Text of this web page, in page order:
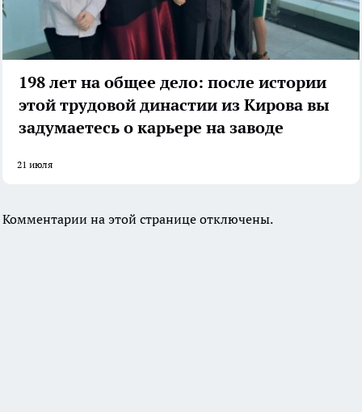
198 лет на общее дело: после истории
этой трудовой династии из Кирова вы
задумаетесь о карьере на заводе
21 июля
Комментарии на этой странице отключены.